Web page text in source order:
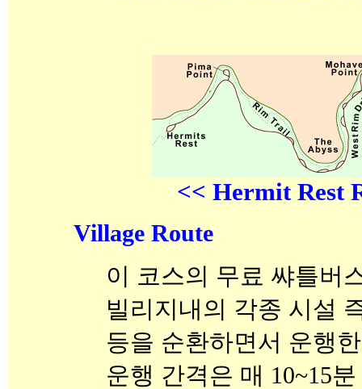
<< Hermit Rest
Village Route
이 코스의 무료 쌰틀버
빌리지내의 각종 시설
등을 순환하면서 운행
운행 간격은 매 10~15